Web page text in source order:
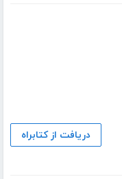
دریافت از کتابراه